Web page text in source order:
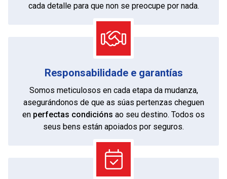
cada detalle para que non se preocupe por nada.
Responsabilidade e garantías
Somos meticulosos en cada etapa da mudanza,
asegurándonos de que as súas pertenzas cheguen
en perfectas condicións ao seu destino. Todos os
seus bens están apoiados por seguros.